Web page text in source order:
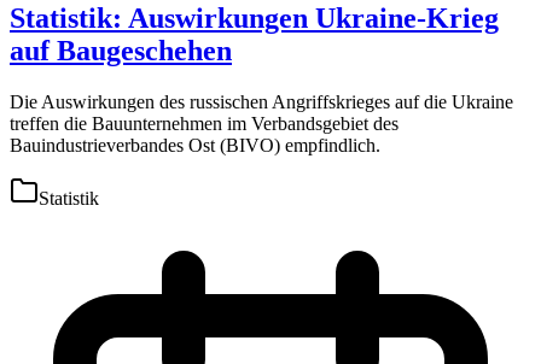
Statistik: Auswirkungen Ukraine-Krieg
auf Baugeschehen
Die Auswirkungen des russischen Angriffskrieges auf die Ukraine
treffen die Bauunternehmen im Verbandsgebiet des
Bauindustrieverbandes Ost (BIVO) empfindlich.
Statistik